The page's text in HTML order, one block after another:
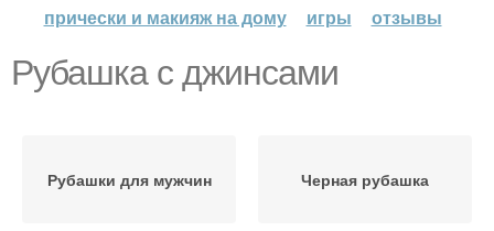
прически и макияж на дому
игры отзывы
Рубашка с джинсами
Рубашки для мужчин Черная рубашка